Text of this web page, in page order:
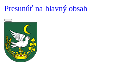
Presunúť na hlavný obsah